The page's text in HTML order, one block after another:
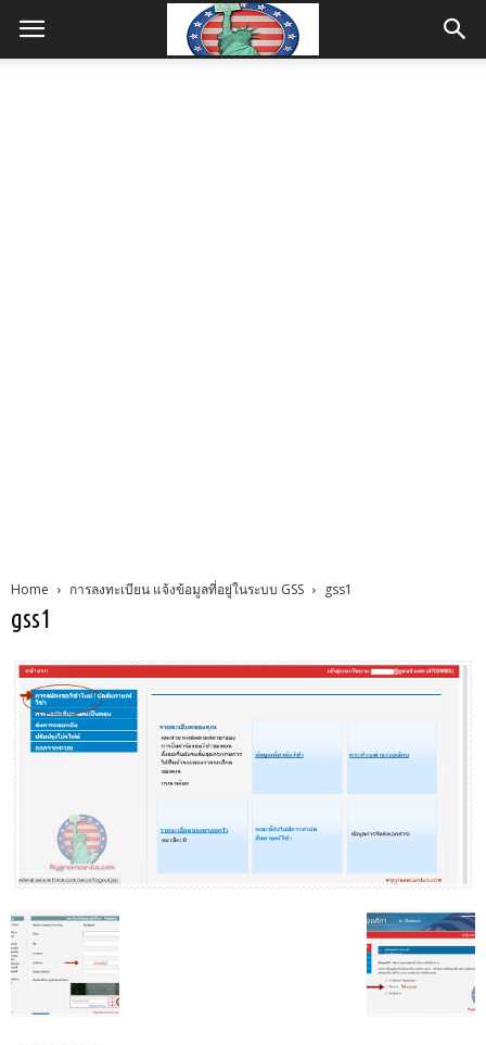
Home การลงทะเบียน แจ้งข้อมูลที่อยู่ในระบบ GSS gss1
gss1